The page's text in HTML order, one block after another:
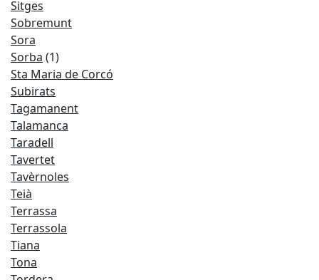
Sitges
Sobremunt
Sora
Sorba (1)
Sta Maria de Corcó
Subirats
Tagamanent
Talamanca
Taradell
Tavertet
Tavèrnoles
Teià
Terrassa
Terrassola
Tiana
Tona